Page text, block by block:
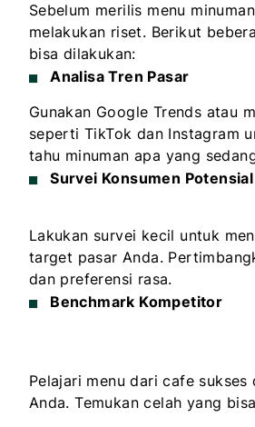
Sebelum merilis menu
melakukan riset. Berikut
bisa dilakukan:
Analisa Tren Pasar
Gunakan Google Trends atau
seperti TikTok dan Instagram
tahu minuman apa yang
Survei Konsumen Potensial
Lakukan survei kecil untuk
target pasar Anda.
dan preferensi rasa.
Benchmark Kompetitor
Pelajari menu dari cafe
Anda. Temukan celah yang